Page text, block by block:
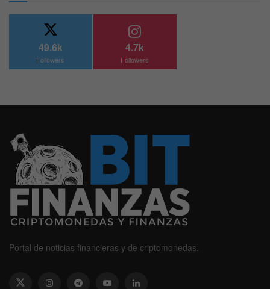
49.6k
Followers
4.7k
Followers
Portal de noticias financieras y de criptomonedas.